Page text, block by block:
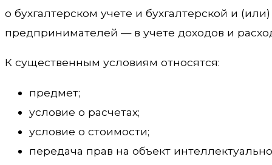
о бухгалтерском учете и бухгалтерской и
предпринимателей — в учете доходов и
К существенным условиям относятся:
предмет;
условие о расчетах;
условие о стоимости;
передача прав на объект